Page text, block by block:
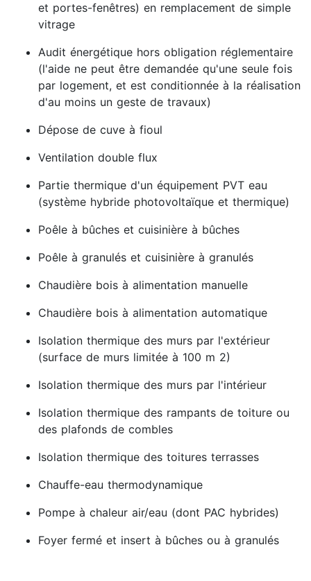
et portes-fenêtres) en remplacement de simple
vitrage
Audit énergétique hors obligation réglementaire
(l'aide ne peut être demandée qu'une seule fois
par logement, et est conditionnée à la réalisation
d'au moins un geste de travaux)
Dépose de cuve à fioul
Ventilation double flux
Partie thermique d'un équipement PVT eau
(système hybride photovoltaïque et thermique)
Poêle à bûches et cuisinière à bûches
Poêle à granulés et cuisinière à granulés
Chaudière bois à alimentation manuelle
Chaudière bois à alimentation automatique
Isolation thermique des murs par l'extérieur
(surface de murs limitée à 100 m 2)
Isolation thermique des murs par l'intérieur
Isolation thermique des rampants de toiture ou
des plafonds de combles
Isolation thermique des toitures terrasses
Chauffe-eau thermodynamique
Pompe à chaleur air/eau (dont PAC hybrides)
Foyer fermé et insert à bûches ou à granulés